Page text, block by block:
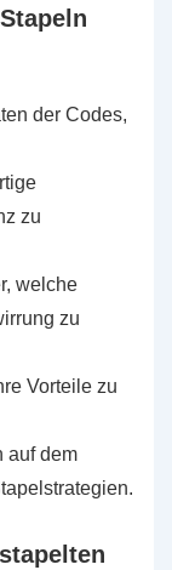
der Codes,
zu
welche
zu
Vorteile zu
auf dem